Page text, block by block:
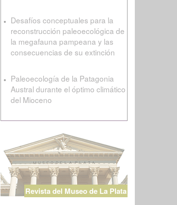
Desafíos conceptuales para la
reconstrucción paleoecológica de
la megafauna pampeana y las
consecuencias de su extinción
Paleoecología de la Patagonia
Austral durante el óptimo climático
del Mioceno
Revista del Museo de La Plata